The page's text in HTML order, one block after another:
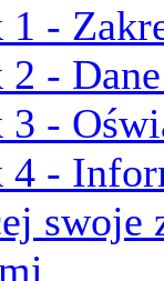
1 -
2 -
3 -
4 -
swoje